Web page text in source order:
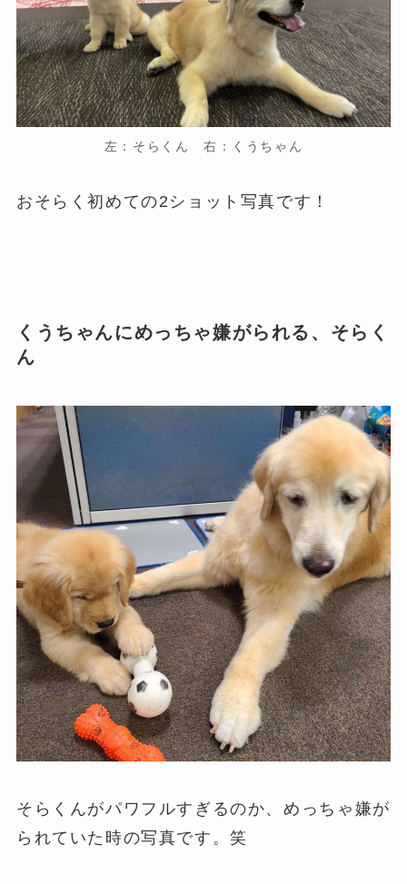
左：そらくん 右：くうちゃん
おそらく初めての2ショット写真です！
くうちゃんにめっちゃ嫌がられる、そらく
ん
そらくんがパワフルすぎるのか、めっちゃ嫌が
られていた時の写真です。笑